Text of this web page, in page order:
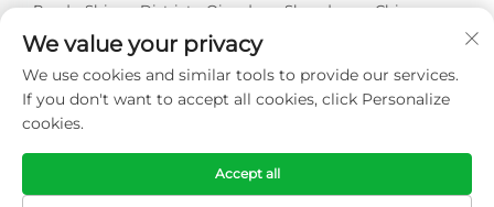
Road、Shinan District、Qingdao、Shandong、China
電話番号： +86-53285879528
Eメール:[email protected]
Copyright © 2026 青島ハースン・リトゥーン株式会社。全著作権所
プライバシーポリシー
We value your privacy
We use cookies and similar tools to provide our services.
If you don't want to accept all cookies, click Personalize
cookies.
Accept all